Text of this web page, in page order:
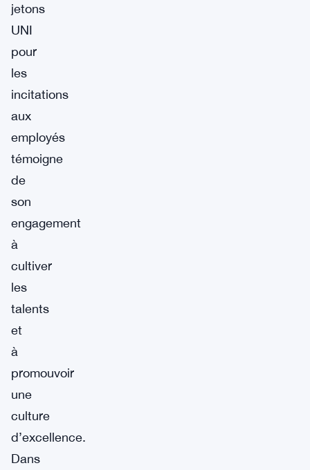
jetons
UNI
pour
les
incitations
aux
employés
témoigne
de
son
engagement
à
cultiver
les
talents
et
à
promouvoir
une
culture
d’excellence.
Dans